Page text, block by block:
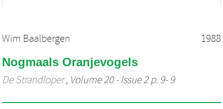
Wim Baalbergen 1988
Nogmaals Oranjevogels
De Strandloper, Volume 20 - Issue 2 p. 9- 9